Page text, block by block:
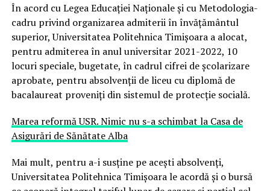
În acord cu Legea Educației Naționale și cu Metodologia-
cadru privind organizarea admiterii în învățământul
superior, Universitatea Politehnica Timișoara a alocat,
pentru admiterea în anul universitar 2021-2022, 10
locuri speciale, bugetate, în cadrul cifrei de școlarizare
aprobate, pentru absolvenții de liceu cu diplomă de
bacalaureat proveniți din sistemul de protecție socială.
Marea reformă USR. Nimic nu s-a schimbat la Casa de
Asigurări de Sănătate Alba
Mai mult, pentru a-i susține pe acești absolvenți,
Universitatea Politehnica Timișoara le acordă și o bursă